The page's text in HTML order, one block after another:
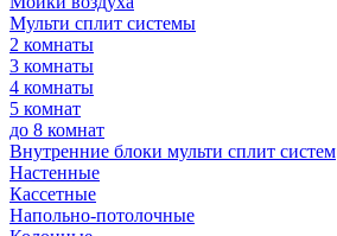
Мульти сплит системы
2 комнаты
3 комнаты
4 комнаты
5 комнат
до 8 комнат
Внутренние блоки мульти сплит систем
Настенные
Кассетные
Напольно-потолочные